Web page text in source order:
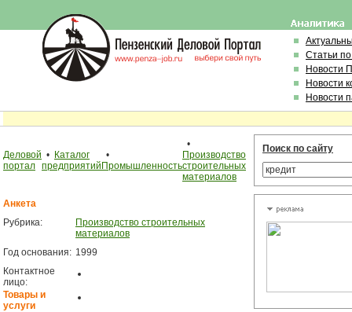
Статьи
Новости
Новости
Новости
Деловой
портал
• Каталог
предприятий
•
Промышленность
•
Производство
строительных
материалов
Анкета
Рубрика:
Производство строительных
материалов
Год основания: 1999
Контактное
лицо:
Товары и
услуги
Поиск по сайту